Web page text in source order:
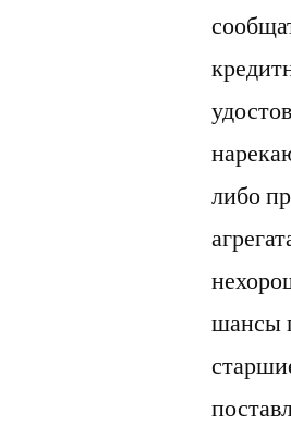
либо
шансы